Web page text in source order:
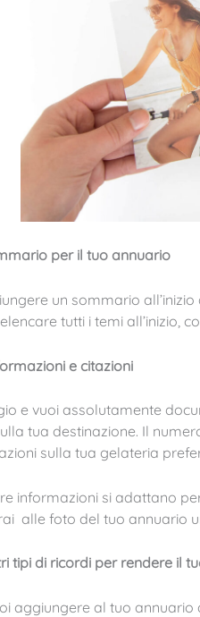
per il tuo annuario
un sommario
tutti i temi all’inizio,
e citazioni
e vuoi assolutamente
tua destinazione. Il
sulla tua gelateria
informazioni si adattano
alle foto del tuo annuario
tipi di ricordi per rendere il
aggiungere al tuo